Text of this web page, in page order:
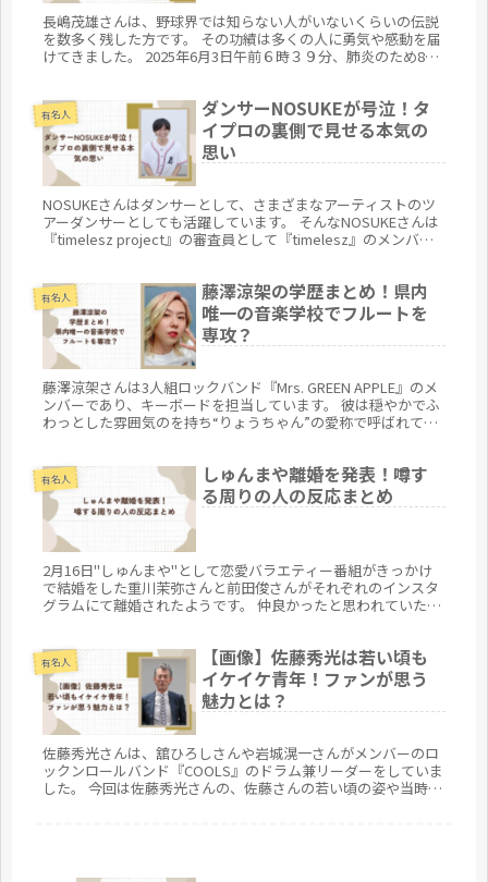
長嶋茂雄さんは、野球界では知らない人がいないくらいの伝説
を数多く残した方です。 その功績は多くの人に勇気や感動を届
けてきました。 2025年6月3日午前６時３９分、肺炎のため89
有名人
ダンサーNOSUKEが号泣！タ
イプロの裏側で見せる本気の
思い
NOSUKEさんはダンサーとして、さまざまなアーティストのツ
アーダンサーとしても活躍しています。 そんなNOSUKEさんは
『timelesz project』の審査員として『timelesz』のメンバー
審査員としての彼の振る舞いをまとめてみます。
有名人
藤澤涼架の学歴まとめ！県内
唯一の音楽学校でフルートを
専攻？
藤澤涼架さんは3人組ロックバンド『Mrs. GREEN APPLE』のメ
ンバーであり、キーボードを担当しています。 彼は穏やかでふ
わっとした雰囲気のを持ち“りょうちゃん”の愛称で呼ばれてい
有名人
しゅんまや離婚を発表！噂す
る周りの人の反応まとめ
2月16日"しゅんまや"として恋愛バラエティー番組がきっかけ
で結婚をした重川茉弥さんと前田俊さんがそれぞれのインスタ
グラムにて離婚されたようです。 仲良かったと思われていた二
有名人
【画像】佐藤秀光は若い頃も
イケイケ青年！ファンが思う
魅力とは？
佐藤秀光さんは、舘ひろしさんや岩城滉一さんがメンバーのロ
ックンロールバンド『COOLS』のドラム兼リーダーをしていま
した。 今回は佐藤秀光さんの、佐藤さんの若い頃の姿や当時の